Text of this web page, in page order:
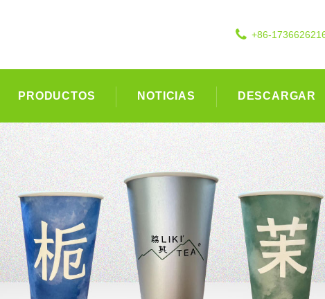
+86-
PRODUCTOS NOTICIAS DESCARGAR